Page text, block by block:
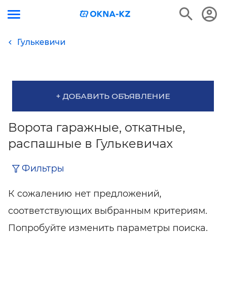
Гулькевичи
+ ДОБАВИТЬ ОБЪЯВЛЕНИЕ
Ворота гаражные, откатные,
распашные в Гулькевичах
Фильтры
К сожалению нет предложений,
соответствующих выбранным критериям.
Попробуйте изменить параметры поиска.